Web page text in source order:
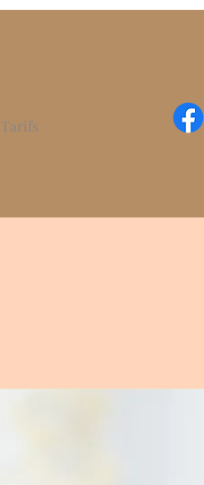
Tarifs